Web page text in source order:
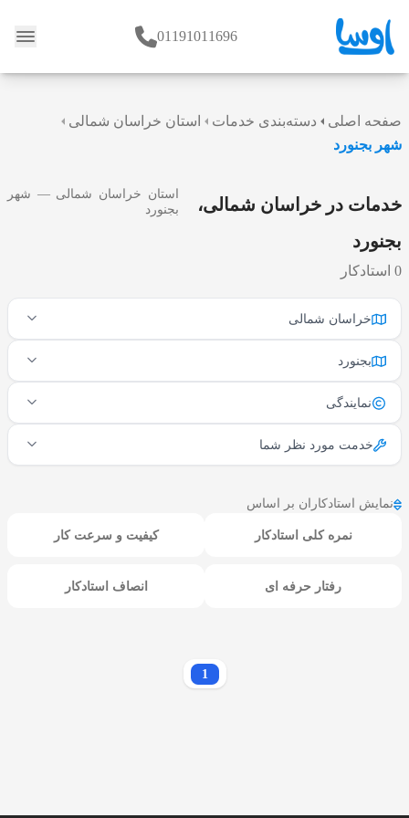
وبلاگ 01191011696
صفحه اصلی دسته‌بندی خدمات
استان خراسان شمالی
شهر بجنورد
خدمات در خراسان شمالی،
بجنورد
0 استادکار
استان خراسان شمالی — شهر
بجنورد
خراسان شمالی
بجنورد
نمایندگی
خدمت مورد نظر شما
نمایش استادکاران بر اساس
نمره کلی استادکار کیفیت و سرعت کار
رفتار حرفه ای انصاف استادکار
1